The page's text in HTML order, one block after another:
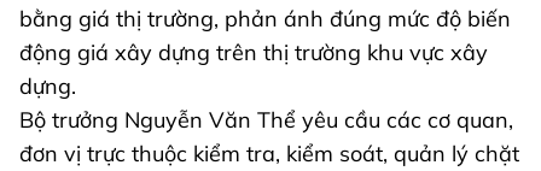
bằng giá thị trường, phản ánh đúng mức độ biến
động giá xây dựng trên thị trường khu vực xây
dựng.
Bộ trưởng Nguyễn Văn Thể yêu cầu các cơ quan,
đơn vị trực thuộc kiểm tra, kiểm soát, quản lý chặt